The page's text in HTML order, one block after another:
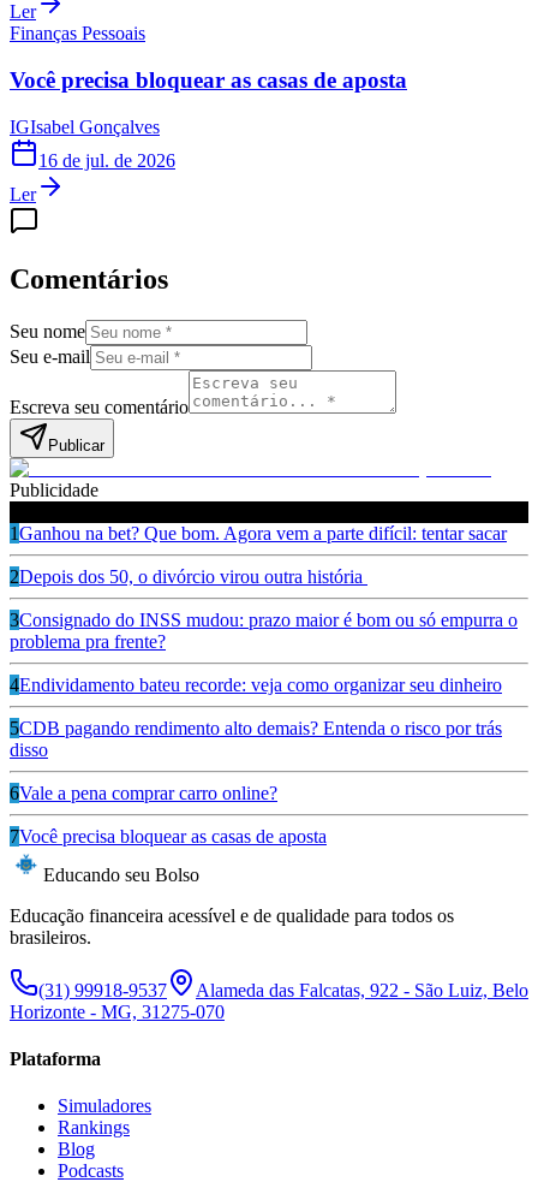
Ler
Finanças Pessoais
Você precisa bloquear as casas de aposta
IGIsabel Gonçalves
16 de jul. de 2026
Ler
Comentários
Seu nome
Seu e-mail
Escreva seu comentário
Publicar
Publicidade
1Ganhou na bet? Que bom. Agora vem a parte difícil: tentar sacar
2Depois dos 50, o divórcio virou outra história
3Consignado do INSS mudou: prazo maior é bom ou só empurra o
problema pra frente?
4Endividamento bateu recorde: veja como organizar seu dinheiro
5CDB pagando rendimento alto demais? Entenda o risco por trás
disso
6Vale a pena comprar carro online?
7Você precisa bloquear as casas de aposta
Educando seu Bolso
Educação financeira acessível e de qualidade para todos os
brasileiros.
(31) 99918-9537
Alameda das Falcatas, 922 - São Luiz, Belo
Horizonte - MG, 31275-070
Plataforma
Simuladores
Rankings
Blog
Podcasts